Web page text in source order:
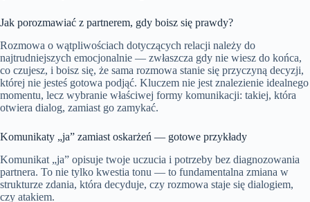
Jak porozmawiać z partnerem, gdy boisz się prawdy?
Rozmowa o wątpliwościach dotyczących relacji należy do
najtrudniejszych emocjonalnie — zwłaszcza gdy nie wiesz do końca,
co czujesz, i boisz się, że sama rozmowa stanie się przyczyną decyzji,
której nie jesteś gotowa podjąć. Kluczem nie jest znalezienie idealnego
momentu, lecz wybranie właściwej formy komunikacji: takiej, która
otwiera dialog, zamiast go zamykać.
Komunikaty „ja” zamiast oskarżeń — gotowe przykłady
Komunikat „ja” opisuje twoje uczucia i potrzeby bez diagnozowania
partnera. To nie tylko kwestia tonu — to fundamentalna zmiana w
strukturze zdania, która decyduje, czy rozmowa staje się dialogiem,
czy atakiem.